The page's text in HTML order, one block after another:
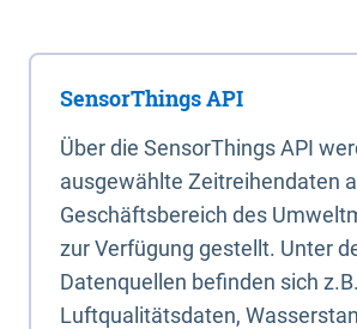
SensorThings API
Über die SensorThings API
ausgewählte Zeitreihendaten
Geschäftsbereich des
zur Verfügung gestellt. Unter
Datenquellen befinden sich z.B.
Luftqualitätsdaten,